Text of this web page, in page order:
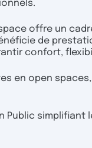
offre un
de
confort,
en open
Public simplifiant